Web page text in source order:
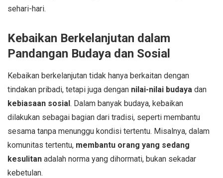
sehari-hari.
Kebaikan Berkelanjutan dalam
Pandangan Budaya dan Sosial
Kebaikan berkelanjutan tidak hanya berkaitan dengan
tindakan pribadi, tetapi juga dengan nilai-nilai budaya dan
kebiasaan sosial. Dalam banyak budaya, kebaikan
dilakukan sebagai bagian dari tradisi, seperti membantu
sesama tanpa menunggu kondisi tertentu. Misalnya, dalam
komunitas tertentu, membantu orang yang sedang
kesulitan adalah norma yang dihormati, bukan sekadar
kebetulan.